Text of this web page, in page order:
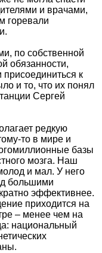
и врачами,
горевали
по собственной
обязанности,
присоединиться к
и то, что их понял
Сергей
редкую
то в мире и
базы
мозга. Наш
и мал. У него
большими
эффективнее.
приходится на
– менее чем на
национальный